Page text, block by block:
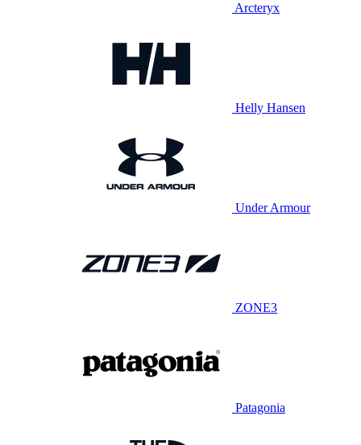
Arcteryx
Helly Hansen
Under Armour
ZONE3
Patagonia